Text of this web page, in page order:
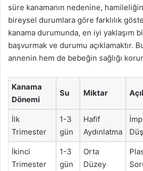
süre kanamanın nedenine,
bireysel durumlara göre farklılık
kanama durumunda, en iyi yaklaşım
başvurmak ve durumu açıklamaktır.
annenin hem de bebeğin sağlığı
Kanama
Dönemi
Su Miktar
İlk
Trimester
1-3
gün
Hafif
Aydınlatma
İkinci
Trimester
1-3
gün
Orta
Düzey